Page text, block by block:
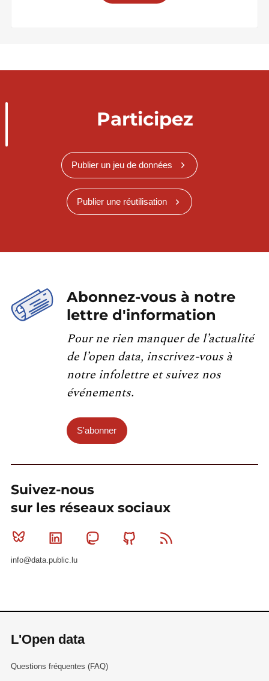
Participez
Publier un jeu de données
Publier une réutilisation
Abonnez-vous à notre
lettre d'information
Pour ne rien manquer de l’actualité
de l’open data, inscrivez-vous à
notre infolettre et suivez nos
événements.
S'abonner
Suivez-nous
sur les réseaux sociaux
Bluesky Linkedin MastodonGithub
info@data.public.lu
L'Open data
Questions fréquentes (FAQ)